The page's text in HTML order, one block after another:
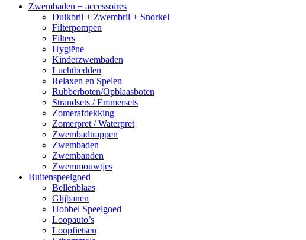
Zwembaden + accessoires
Duikbril + Zwembril + Snorkel
Filterpompen
Filters
Hygiëne
Kinderzwembaden
Luchtbedden
Relaxen en Spelen
Rubberboten/Opblaasboten
Strandsets / Emmersets
Zomerafdekking
Zomerpret / Waterpret
Zwembadtrappen
Zwembaden
Zwembanden
Zwemmouwtjes
Buitenspeelgoed
Bellenblaas
Glijbanen
Hobbel Speelgoed
Loopauto’s
Loopfietsen